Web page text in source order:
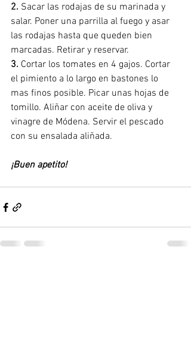
2. Sacar las rodajas de su marinada y
salar. Poner una parrilla al fuego y asar
las rodajas hasta que queden bien
marcadas. Retirar y reservar.
3. Cortar los tomates en 4 gajos. Cortar
el pimiento a lo largo en bastones lo
mas finos posible. Picar unas hojas de
tomillo. Aliñar con aceite de oliva y
vinagre de Módena. Servir el pescado
con su ensalada aliñada.
¡Buen apetito!